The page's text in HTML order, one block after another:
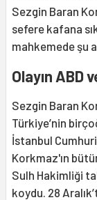
Sezgin Baran
sefere kafana
mahkemede şu
Olayın ABD
Sezgin Baran
Türkiye’nin
İstanbul
Korkmaz'ın
Sulh Hakimliği
koydu. 28